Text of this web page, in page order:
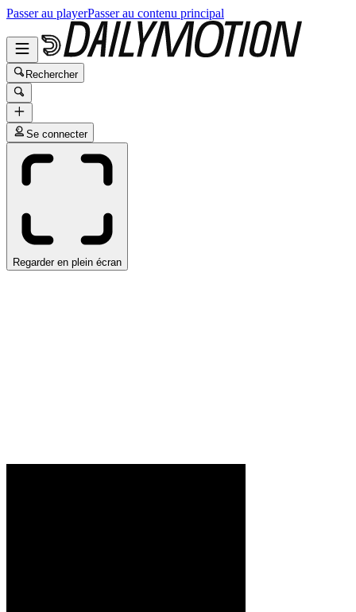
Passer au playerPasser au contenu principal
Rechercher
Se connecter
Regarder en plein écran